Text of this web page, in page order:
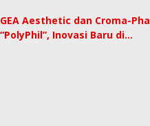
GEA Aesthetic dan Croma-
“PolyPhil”, Inovasi Baru di…